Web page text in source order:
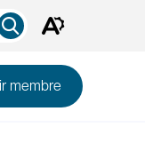
Ouvrez
d'outils
d'accessibilité.
membre